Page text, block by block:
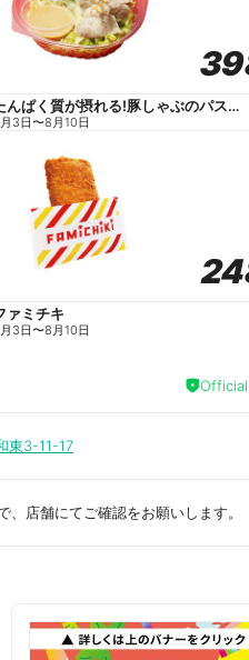
たんぱく質が摂れる!豚しゃぶのパスタサラダ
3日〜8月10日
ァミチキ
3日〜8月10日
東3-11-17
店舗にてご確認をお願いします。